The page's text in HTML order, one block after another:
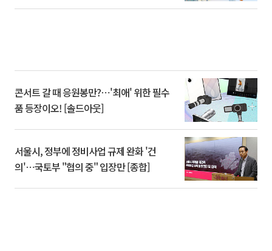
콘서트 갈 때 응원봉만?⋯'최애' 위한 필수
품 등장이오! [솔드아웃]
서울시, 정부에 정비사업 규제 완화 '건
의'⋯국토부 "협의 중" 입장만 [종합]